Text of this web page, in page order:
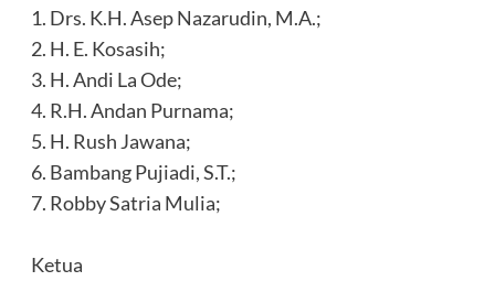
‎1. Drs. K.H. Asep Nazarudin, M.A.;
‎2. H. E. Kosasih;
‎3. H. Andi La Ode;
‎4. R.H. Andan Purnama;
‎5. H. Rush Jawana;
‎6. Bambang Pujiadi, S.T.;
‎7. Robby Satria Mulia;
‎Ketua